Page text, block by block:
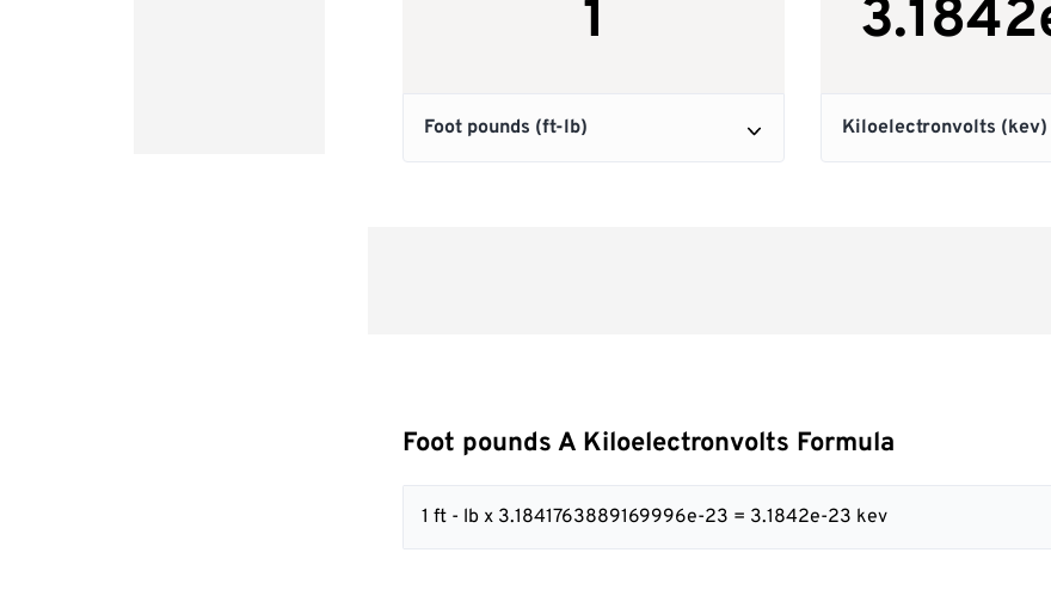
Foot pounds A Kiloelectronvolts Formula
1 ft - lb x 3.1841763889169996e-23 = 3.1842e-23 kev